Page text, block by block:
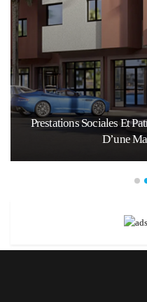
Prestations Sociales Et
D’une